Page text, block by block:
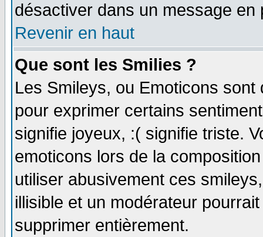
désactiver dans un message
Revenir en haut
Que sont les Smilies ?
Les Smileys, ou Emoticons
pour exprimer certains
signifie joyeux, :( signifie triste.
emoticons lors de la
utiliser abusivement ces
illisible et un modérateur
supprimer entièrement.